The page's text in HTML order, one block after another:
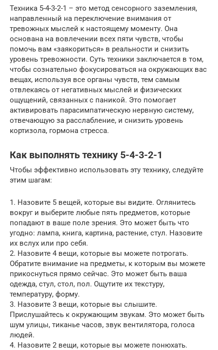
Техника 5-4-3-2-1 – это метод сенсорного заземления,
направленный на переключение внимания от
тревожных мыслей к настоящему моменту. Она
основана на вовлечении всех пяти чувств, чтобы
помочь вам «заякориться» в реальности и снизить
уровень тревожности. Суть техники заключается в том,
чтобы сознательно фокусироваться на окружающих вас
вещах, используя все органы чувств, тем самым
отвлекаясь от негативных мыслей и физических
ощущений, связанных с паникой. Это помогает
активировать парасимпатическую нервную систему,
отвечающую за расслабление, и снизить уровень
кортизола, гормона стресса.
Как выполнять технику 5-4-3-2-1
Чтобы эффективно использовать эту технику, следуйте
этим шагам:
1. Назовите 5 вещей, которые вы видите. Оглянитесь
вокруг и выберите любые пять предметов, которые
попадают в ваше поле зрения. Это может быть что
угодно: лампа, книга, картина, растение, стул. Назовите
их вслух или про себя.
2. Назовите 4 вещи, которые вы можете потрогать.
Обратите внимание на предметы, к которым вы можете
прикоснуться прямо сейчас. Это может быть ваша
одежда, стул, стол, пол. Ощутите их текстуру,
температуру, форму.
3. Назовите 3 вещи, которые вы слышите.
Прислушайтесь к окружающим звукам. Это может быть
шум улицы, тиканье часов, звук вентилятора, голоса
людей.
4. Назовите 2 вещи, которые вы можете понюхать.